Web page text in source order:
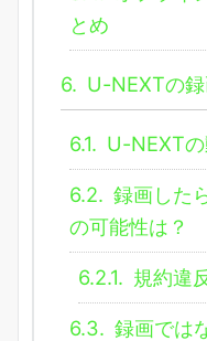
とめ
6. U-NEXTの
6.1. U-NEXTの
6.2. 録画した
の可能性は？
6.2.1. 規約違
6.3. 録画では